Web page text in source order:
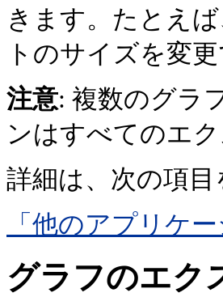
きます。たとえ
トのサイズを変更
注意: 複数のグラ
ンはすべてのエ
詳細は、次の項
「他のアプリケ
グラフのエク